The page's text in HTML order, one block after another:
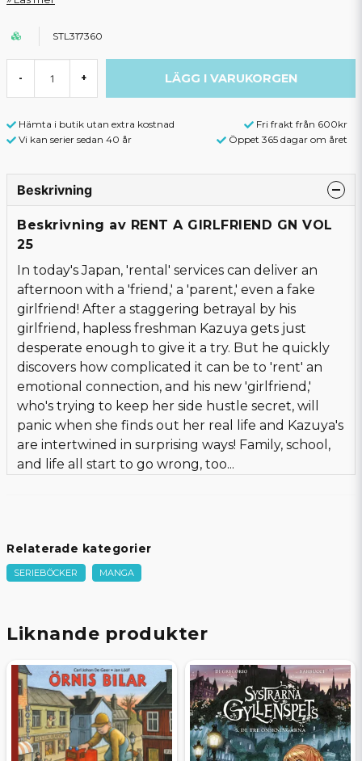
STL317360
- + LÄGG I VARUKORGEN
Hämta i butik utan extra kostnad
Fri frakt från 600kr
Vi kan serier sedan 40 år
Öppet 365 dagar om året
Beskrivning
Beskrivning av RENT A GIRLFRIEND GN VOL
25
In today's Japan, 'rental' services can deliver an
afternoon with a 'friend,' a 'parent,' even a fake
girlfriend! After a staggering betrayal by his
girlfriend, hapless freshman Kazuya gets just
desperate enough to give it a try. But he quickly
discovers how complicated it can be to 'rent' an
emotional connection, and his new 'girlfriend,'
who's trying to keep her side hustle secret, will
panic when she finds out her real life and Kazuya's
are intertwined in surprising ways! Family, school,
and life all start to go wrong, too...
Relaterade kategorier
SERIEBÖCKER MANGA
Liknande produkter